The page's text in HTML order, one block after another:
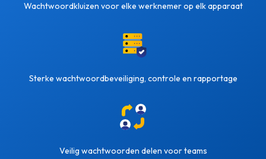
Wachtwoordkluizen voor elke werknemer op elk apparaat
Sterke wachtwoordbeveiliging, controle en rapportage
Veilig wachtwoorden delen voor teams